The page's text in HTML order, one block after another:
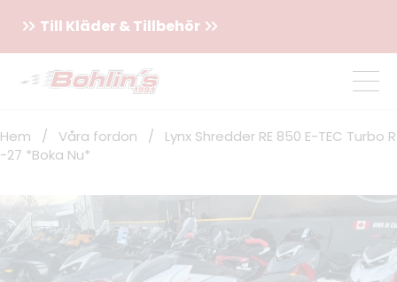
Till Kläder & Tillbehör
Hem / Våra fordon /
Lynx Shredder RE 850 E-TEC Turbo R
-27 *Boka Nu*